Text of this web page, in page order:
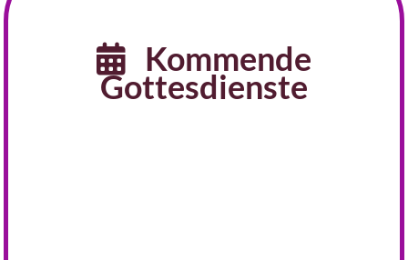
 Kommende
Gottesdienste